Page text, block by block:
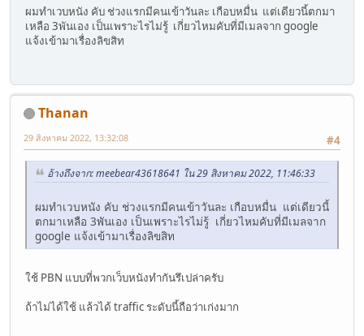
ผมทำเวบหนัง คับ ช่วงแรกมีคนเข้าวันละ เกือบหมื่น แต่เดียวนี้ตกมา
เหลือ 3พันเอง เป็นเพราะไรไม่รู้ เกี่ยวไหมคับที่มีเมลจาก google
แจ้งเข้ามาเรื่องลิขสิท
Thanan
#4
29 สิงหาคม 2022, 13:32:08
อ้างถึงจาก: meebear43618641 ใน 29 สิงหาคม 2022, 11:46:33
ผมทำเวบหนัง คับ ช่วงแรกมีคนเข้าวันละ เกือบหมื่น แต่เดียวนี้
ตกมาเหลือ 3พันเอง เป็นเพราะไรไม่รู้ เกี่ยวไหมคับที่มีเมลจาก
google แจ้งเข้ามาเรื่องลิขสิท
ใช้ PBN แบบที่พวกเว็บหนังทำกันรึเปล่าครับ
ถ้าไม่ได้ใช้ แล้วได้ traffic ระดับนี้ถือว่าเก่งมาก